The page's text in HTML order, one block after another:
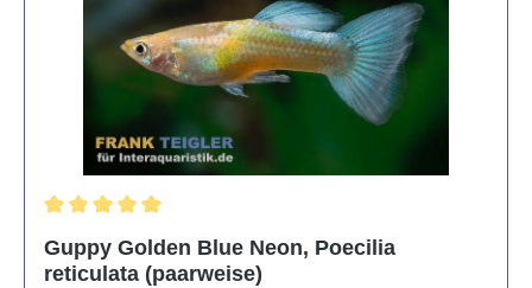
Guppy Golden Blue Neon, Poecilia
reticulata (paarweise)